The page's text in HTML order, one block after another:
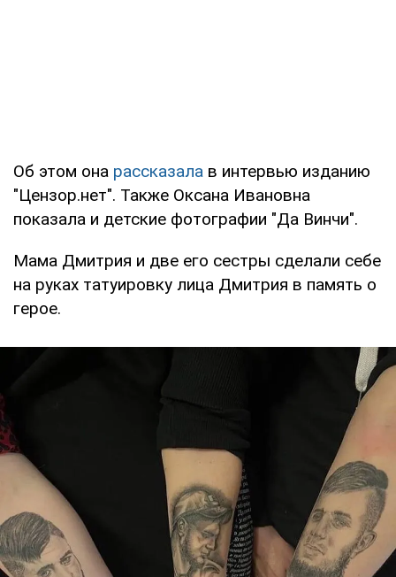
Об этом она рассказала в интервью изданию
"Цензор.нет". Также Оксана Ивановна
показала и детские фотографии "Да Винчи".
Мама Дмитрия и две его сестры сделали себе
на руках татуировку лица Дмитрия в память о
герое.